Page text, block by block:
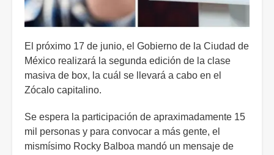
El próximo 17 de junio, el Gobierno de la Ciudad de
México realizará la segunda edición de la clase
masiva de box, la cuál se llevará a cabo en el
Zócalo capitalino.
Se espera la participación de apraximadamente 15
mil personas y para convocar a más gente, el
mismísimo Rocky Balboa mandó un mensaje de